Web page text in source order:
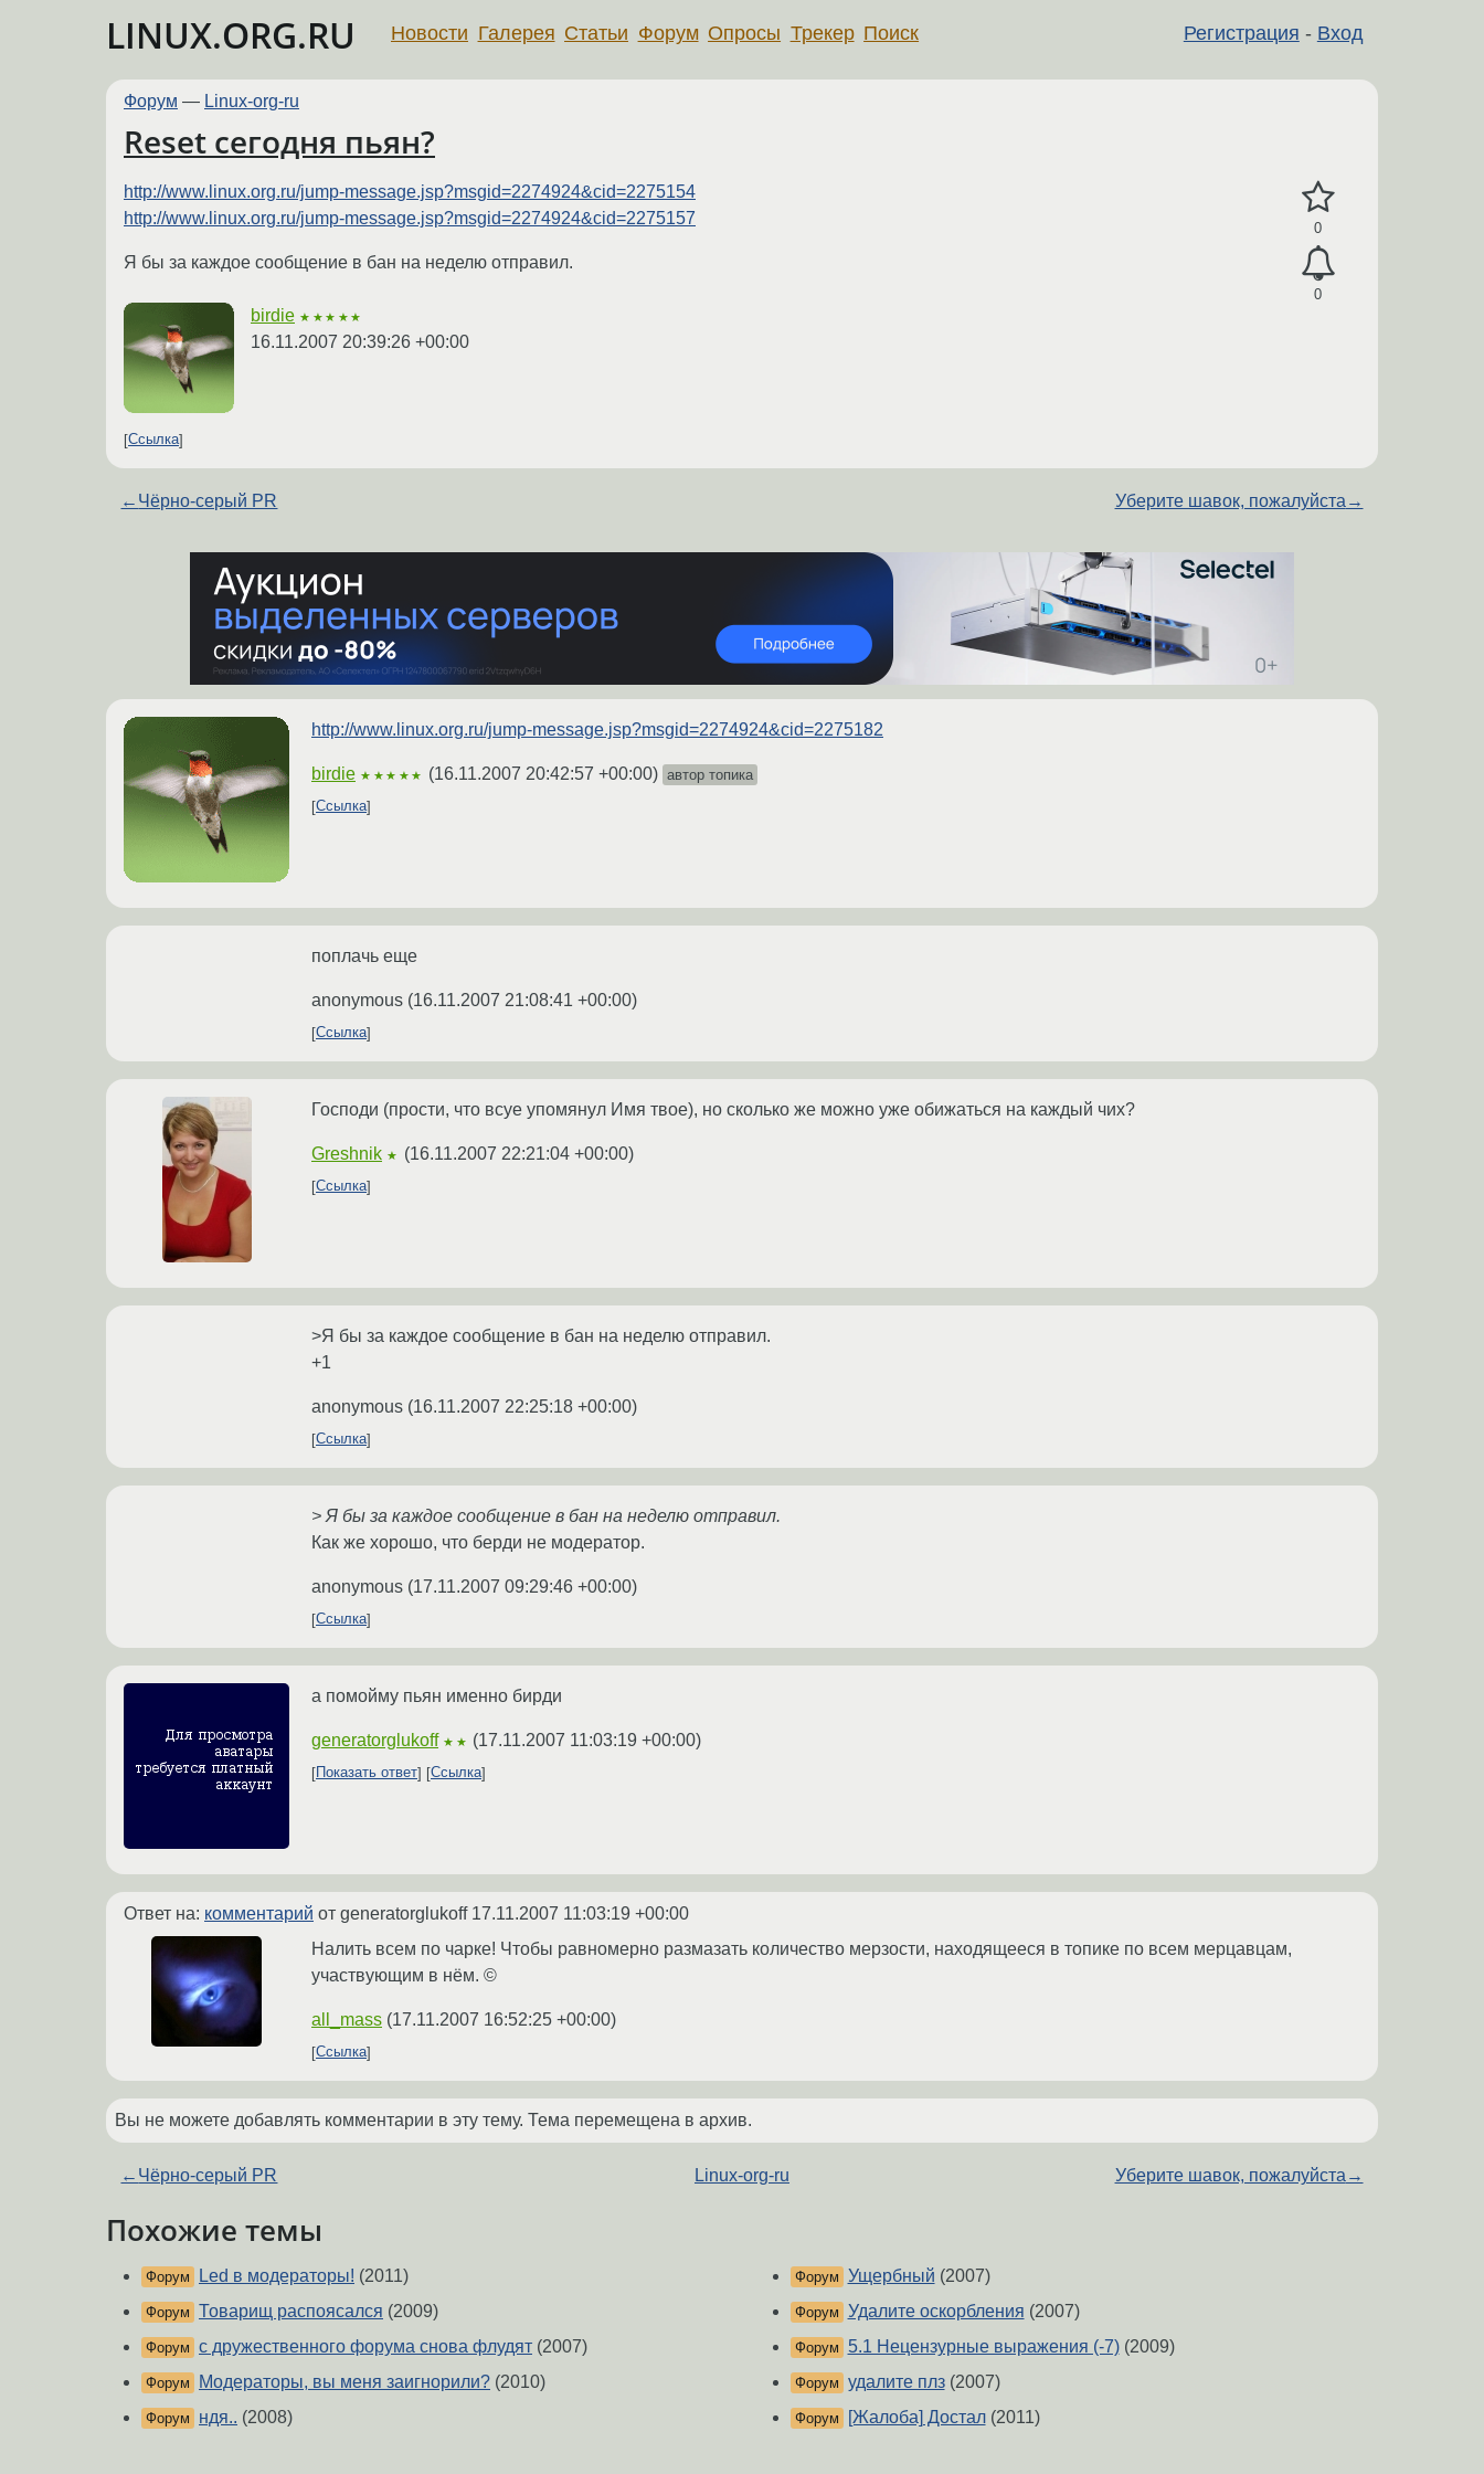
LINUX.ORG.RU Регистрация - Вход
Новости Галерея Статьи Форум Опросы Трекер Поиск
Форум — Linux-org-ru
Reset сегодня пьян?
0
0
http://www.linux.org.ru/jump-message.jsp?msgid=2274924&cid=2275154
http://www.linux.org.ru/jump-message.jsp?msgid=2274924&cid=2275157
Я бы за каждое сообщение в бан на неделю отправил.
birdie ★★★★★
16.11.2007 20:39:26 +00:00
Ссылка
← Чёрно-серый PR Уберите шавок, пожалуйста →
http://www.linux.org.ru/jump-message.jsp?msgid=2274924&cid=2275182
birdie ★★★★★ (16.11.2007 20:42:57 +00:00) автор топика
Ссылка
поплачь еще
anonymous (16.11.2007 21:08:41 +00:00)
Ссылка
Господи (прости, что всуе упомянул Имя твое), но сколько же можно уже обижаться на каждый чих?
Greshnik ★ (16.11.2007 22:21:04 +00:00)
Ссылка
>Я бы за каждое сообщение в бан на неделю отправил.
+1
anonymous (16.11.2007 22:25:18 +00:00)
Ссылка
> Я бы за каждое сообщение в бан на неделю отправил.
Как же хорошо, что берди не модератор.
anonymous (17.11.2007 09:29:46 +00:00)
Ссылка
а помойму пьян именно бирди
generatorglukoff ★★ (17.11.2007 11:03:19 +00:00)
Показать ответ Ссылка
Ответ на: комментарий от generatorglukoff 17.11.2007 11:03:19 +00:00
Налить всем по чарке! Чтобы равномерно размазать количество мерзости, находящееся в топике по всем мерцавцам,
участвующим в нём. ©
all_mass (17.11.2007 16:52:25 +00:00)
Ссылка
Вы не можете добавлять комментарии в эту тему. Тема перемещена в архив.
← Чёрно-серый PR Linux-org-ru Уберите шавок, пожалуйста →
Похожие темы
Форум Led в модераторы! (2011)
Форум Товарищ распоясался (2009)
Форум с дружественного форума снова флудят (2007)
Форум Модераторы, вы меня заигнорили? (2010)
Форум ндя.. (2008)
Форум Ущербный (2007)
Форум Удалите оскорбления (2007)
Форум 5.1 Нецензурные выражения (-7)(2009)
Форум удалите плз(2007)
Форум [Жалоба] Достал(2011)